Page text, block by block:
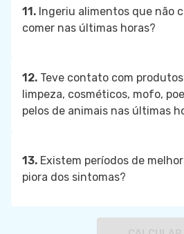
11. Ingeriu alimentos que não
comer nas últimas horas?
12. Teve contato com
limpeza, cosméticos, mofo,
pelos de animais nas últimas
13. Existem períodos de
piora dos sintomas?